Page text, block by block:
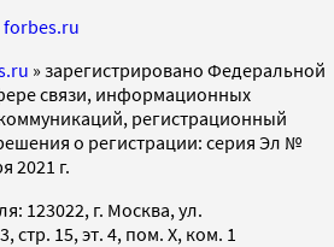
forbes.ru
» зарегистрировано Федеральной
связи, информационных
регистрационный
о регистрации: серия Эл №
2021 г.
123022, г. Москва, ул.
стр. 15, эт. 4, пом. X, ком. 1